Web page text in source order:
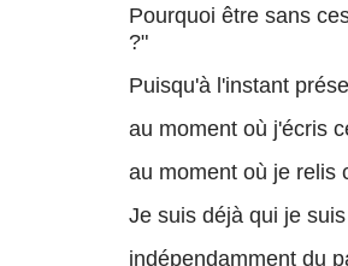
Pourquoi être sans
?"
Puisqu'à l'instant
au moment où j'écris
au moment où je relis
Je suis déjà qui je
indépendamment du